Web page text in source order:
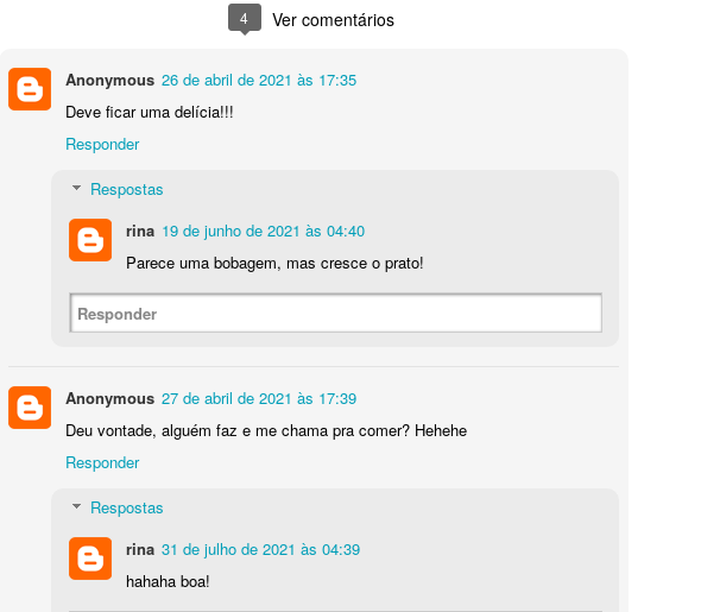
4 Ver comentários
Anonymous 26 de abril de 2021 às 17:35
Deve ficar uma delícia!!!
Responder
Respostas
rina 19 de junho de 2021 às 04:40
Parece uma bobagem, mas cresce o prato!
Responder
Anonymous 27 de abril de 2021 às 17:39
Deu vontade, alguém faz e me chama pra comer? Hehehe
Responder
Respostas
rina 31 de julho de 2021 às 04:39
hahaha boa!
Fiz esse bolo para o aniversário da Dani 💖. Todos os anos, no seu aniversário, eu faço um
já virou tradição. Aí que aniversário tem que ter bolo, não é mesmo? É, sim!! Eu queria um
bem distante do chocolate/café do tiramissu. Pensei em fazer um bolo de frutas,
congeladas e pronto! Estava decidido! O resultado agradou muito! Olha só como eu fiz:
INGREDIENTES